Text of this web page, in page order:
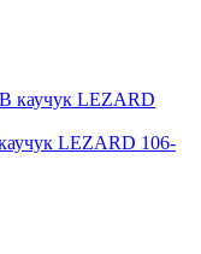
LEZARD 106-